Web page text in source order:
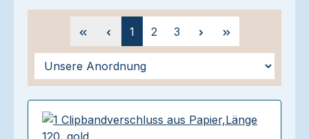
Seite
1 Seite
2 Seite
3